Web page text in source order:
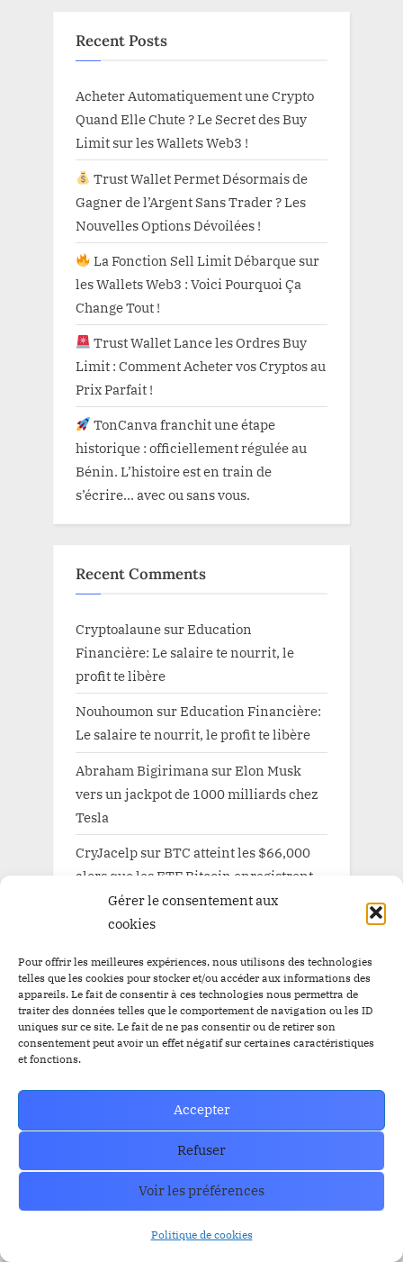
Gérer le consentement aux
cookies
Pour offrir les meilleures expériences, nous utilisons des technologies
telles que les cookies pour stocker et/ou accéder aux informations des
appareils. Le fait de consentir à ces technologies nous permettra de
traiter des données telles que le comportement de navigation ou les ID
uniques sur ce site. Le fait de ne pas consentir ou de retirer son
consentement peut avoir un effet négatif sur certaines caractéristiques
et fonctions.
Accepter
Refuser
Voir les préférences
Politique de cookies
Recent Posts
Acheter Automatiquement une Crypto
Quand Elle Chute ? Le Secret des Buy
Limit sur les Wallets Web3 !
Trust Wallet Permet Désormais de
Gagner de l’Argent Sans Trader ? Les
Nouvelles Options Dévoilées !
La Fonction Sell Limit Débarque sur
les Wallets Web3 : Voici Pourquoi Ça
Change Tout !
Trust Wallet Lance les Ordres Buy
Limit : Comment Acheter vos Cryptos au
Prix Parfait !
TonCanva franchit une étape
historique : officiellement régulée au
Bénin. L’histoire est en train de
s’écrire… avec ou sans vous.
Recent Comments
Cryptoalaune surEducation
Financière: Le salaire te nourrit, le
profit te libère
Nouhoumon surEducation Financière:
Le salaire te nourrit, le profit te libère
Abraham Bigirimana surElon Musk
vers un jackpot de 1000 milliards chez
Tesla
CryJacelp surBTC atteint les $66,000
alors que les ETF Bitcoin enregistrent
$556 millions d’entrées nettes lundi
CryJacelpsur
alors que les ETF Bitcoin enregistrent
$556 millions d’entrées nettes lundi
Archives